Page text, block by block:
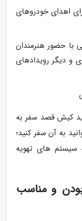
اهدای خودروهای
با حضور هنرمندان
و دیگر رویدادهای
کیش قصد سفر به
به آن سفر کنید؛
سیستم های تهویه
و مناسب